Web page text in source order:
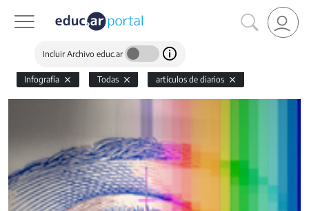
Incluir Archivo educ.ar
Infografía Todas artículos de diarios